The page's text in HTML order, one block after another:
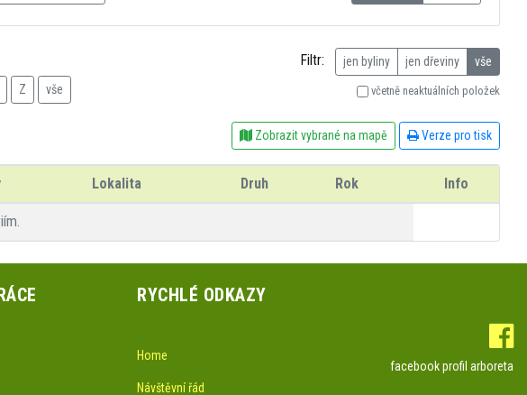
Z vše
Filtr: jen byliny jen dřeviny vše
včetně neaktuálních položek
Zobrazit vybrané na mapě Verze pro tisk
Lokalita Druh Rok Info
RYCHLÉ ODKAZY
Home
Návštěvní řád
facebook profil arboreta